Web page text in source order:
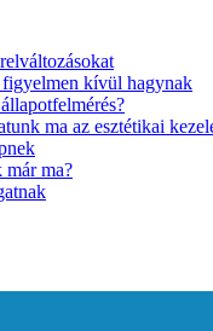
figyelmen kívül hagynak
ma az esztétikai
már ma?